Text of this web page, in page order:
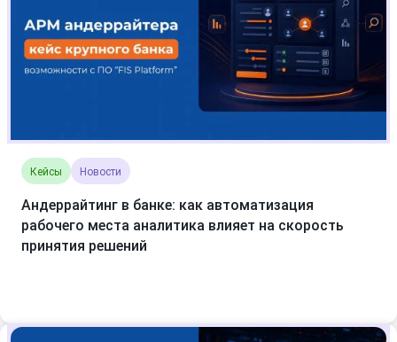
Кейсы Новости
Андеррайтинг в банке: как автоматизация
рабочего места аналитика влияет на скорость
принятия решений